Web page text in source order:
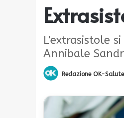
L'extrasistole
Annibale
Redazione OK-Salute